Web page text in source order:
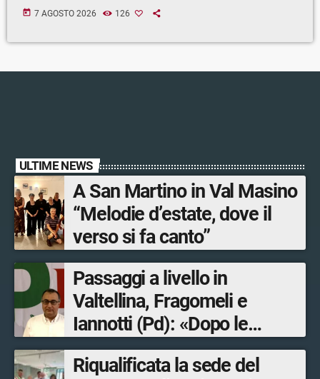
today 7 AGOSTO 2026 126
ULTIME NEWS
A San Martino in Val Masino
“Melodie d’estate, dove il
verso si fa canto”
Passaggi a livello in
Valtellina, Fragomeli e
Iannotti (Pd): «Dopo le
Olimpiadi solo un terzo delle
opere sostitutive sarà
Riqualificata la sede del